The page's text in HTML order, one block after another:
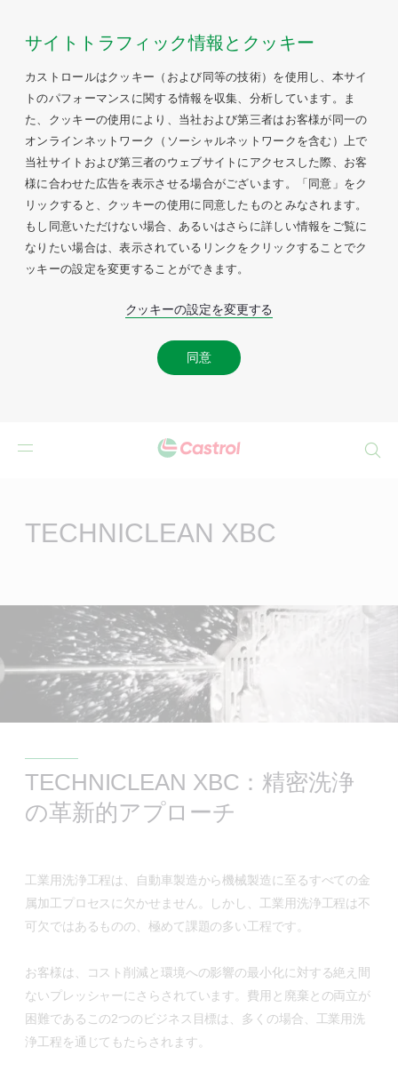
サイトトラフィック情報とクッキー
カストロールはクッキー（および同等の技術）を使用し、本サイ
トのパフォーマンスに関する情報を収集、分析しています。ま
た、クッキーの使用により、当社および第三者はお客様が同一の
オンラインネットワーク（ソーシャルネットワークを含む）上で
当社サイトおよび第三者のウェブサイトにアクセスした際、お客
様に合わせた広告を表示させる場合がございます。「同意」をク
リックすると、クッキーの使用に同意したものとみなされます。
もし同意いただけない場合、あるいはさらに詳しい情報をご覧に
なりたい場合は、表示されているリンクをクリックすることでク
ッキーの設定を変更することができます。
クッキーの設定を変更する
同意
TECHNICLEAN XBC
TECHNICLEAN XBC：精密洗浄
の革新的アプローチ
工業用洗浄工程は、自動車製造から機械製造に至るすべての金
属加工プロセスに欠かせません。しかし、工業用洗浄工程は不
可欠ではあるものの、極めて課題の多い工程です。
お客様は、コスト削減と環境への影響の最小化に対する絶え間
ないプレッシャーにさらされています。費用と廃棄との両立が
困難であるこの2つのビジネス目標は、多くの場合、工業用洗
浄工程を通じてもたらされます。